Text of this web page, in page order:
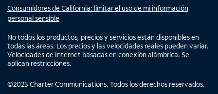
Consumidores de California: limitar el uso de mi información
personal sensible
No todos los productos, precios y servicios están disponibles en
todas las áreas. Los precios y las velocidades reales pueden variar.
Velocidades de Internet basadas en conexión alámbrica. Se
aplican restricciones.
©2025 Charter Communications. Todos los derechos reservados.